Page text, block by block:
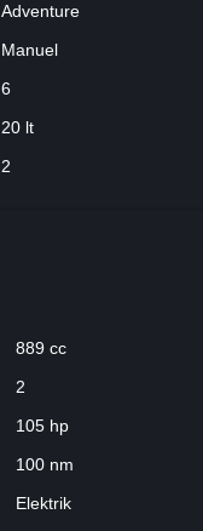
Adventure
Manuel
6
20 lt
2
889 cc
2
105 hp
100 nm
Elektrik